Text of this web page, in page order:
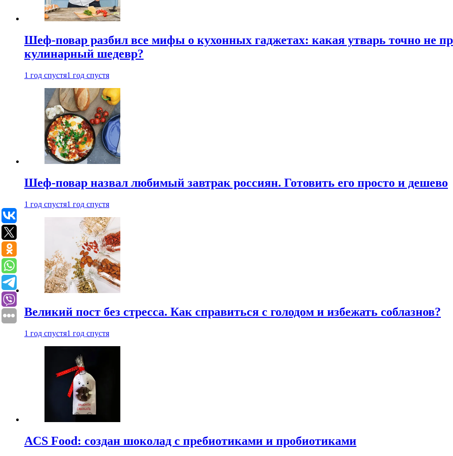
Шеф-повар разбил все мифы о кухонных гаджетах: какая утварь точно не
кулинарный шедевр?
1 год спустя1 год спустя
Шеф-повар назвал любимый завтрак россиян. Готовить его просто и дешево
1 год спустя1 год спустя
Великий пост без стресса. Как справиться с голодом и избежать соблазнов?
1 год спустя1 год спустя
ACS Food: создан шоколад с пребиотиками и пробиотиками